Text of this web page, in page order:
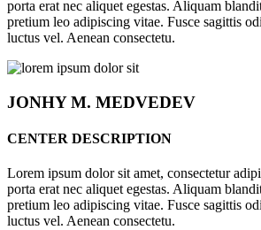
porta erat nec aliquet egestas. Aliquam
pretium leo adipiscing vitae. Fusce sagittis
luctus vel. Aenean consectetu.
JONHYM. MEDVEDEV
CENTER DESCRIPTION
Lorem ipsum dolor sit amet, consectetur
porta erat nec aliquet egestas. Aliquam
pretium leo adipiscing vitae. Fusce sagittis
luctus vel. Aenean consectetu.